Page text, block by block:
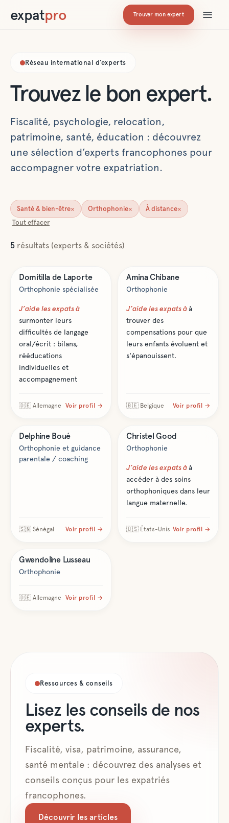
expatpro Trouver mon expert
Réseau international d’experts
Trouvez le bon expert.
Fiscalité, psychologie, relocation,
patrimoine, santé, éducation : découvrez
une sélection d’experts francophones pour
accompagner votre expatriation.
Santé & bien-être× Orthophonie× À distance×
Tout effacer
5 résultats (experts & sociétés)
Santé & bien-être
Domitilla de Laporte
Orthophonie spécialisée
J’aide les expats à
surmonter leurs
difficultés de langage
oral/écrit : bilans,
rééducations
individuelles et
accompagnement
🇩🇪 Allemagne Voir profil →
AminaChibane
Orthophonie
J’aide les expats àà
trouver des
compensations pour que
leurs enfants évoluent et
s'épanouissent.
🇧🇪 Belgique Voir profil →
Santé & bien-être
Delphine Boué
Orthophonie et guidance
parentale / coaching
🇸🇳 Sénégal Voir profil →
Santé & bien-être
Christel Good
Orthophonie
J’aide les expats àà
accéder à des soins
orthophoniques dans leur
langue maternelle.
🇺🇸 États-Unis Voir profil →
Santé & bien-être
Gwendoline Lusseau
Orthophonie
🇩🇪 Allemagne Voir profil →
Ressources & conseils
Lisez les conseils de nos
experts.
Fiscalité, visa, patrimoine, assurance,
santé mentale : découvrez des analyses et
conseils conçus pour les expatriés
francophones.
Découvrir les articles